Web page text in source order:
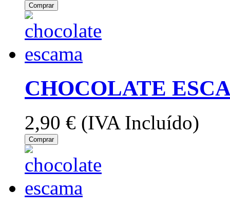
Comprar
CHOCOLATE
2,90 € (IVA Incluído)
Comprar